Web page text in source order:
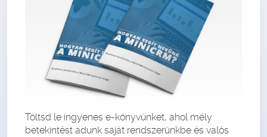
Töltsd le ingyenes e-könyvünket, ahol mély
betekintést adunk saját rendszerünkbe és valós